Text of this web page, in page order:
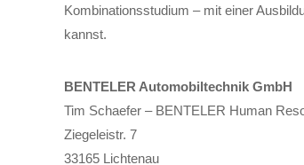
Kombinationsstudium – mit einer
kannst.
BENTELER Automobiltechnik GmbH
Tim Schaefer – BENTELER Human
Ziegeleistr. 7
33165 Lichtenau